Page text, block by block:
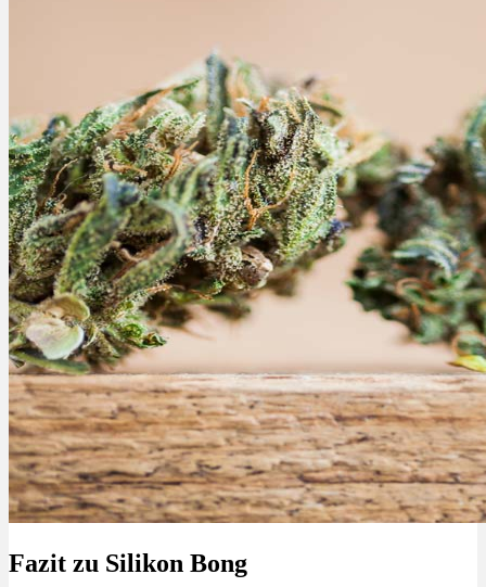
Fazit zu Silikon Bong